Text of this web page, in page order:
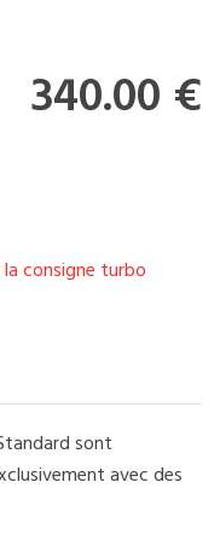
340.00 €
consigne turbo
sont
avec des